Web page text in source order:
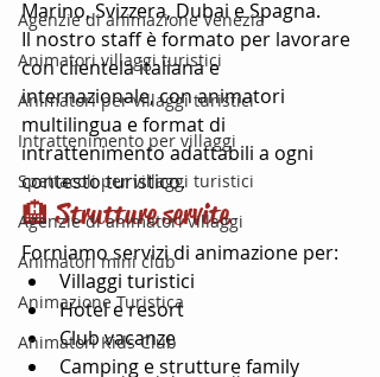
Agenzie di animazione Venezia
Animatori villaggi turistici
Animatori per villaggi turistici
Intrattenimento per villaggi
Spettacoli per villaggi turistici
Agenzie di animatori villaggi
Animatori mini club
Animazione Turistica
Animatori Kids Club
Marino, Svizzera, Dubai e Spagna.
Il nostro staff è formato per lavorare
con clientela italiana e
internazionale, con animatori
multilingua e format di
intrattenimento adattabili a ogni
contesto turistico.
🏨 Strutture servite
Forniamo servizi di animazione per:
Villaggi turistici
Hotel e resort
Club vacanze
Camping e strutture family